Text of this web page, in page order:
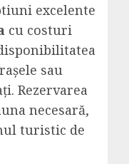
excelente
cu costuri
sau
Rezervarea
necesară,
turistic de